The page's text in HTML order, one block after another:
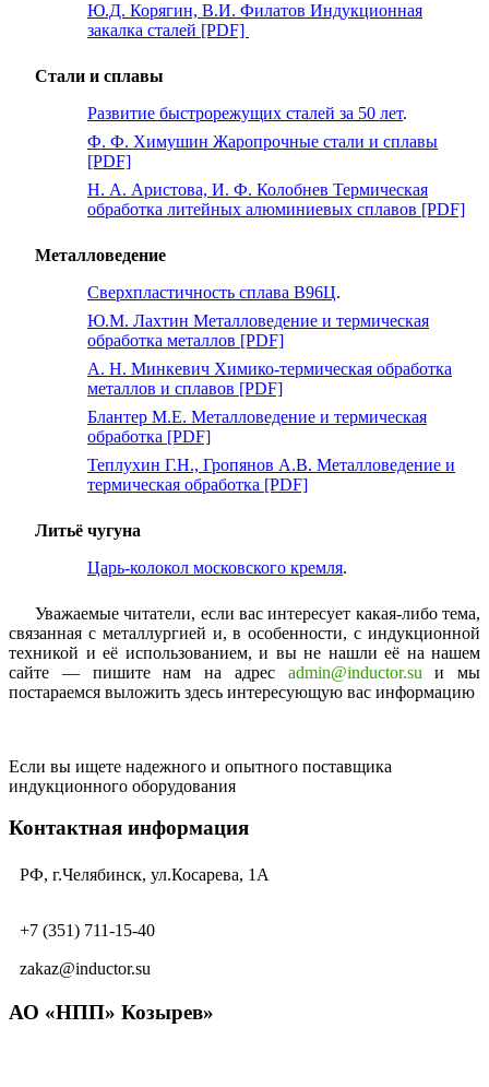
Ю.Д. Корягин, В.И. Филатов Индукционная
закалка сталей [PDF]
Стали и сплавы
Развитие быстрорежущих сталей за 50 лет.
Ф. Ф. Химушин Жаропрочные стали и сплавы
[PDF]
Н. А. Аристова, И. Ф. Колобнев Термическая
обработка литейных алюминиевых сплавов [PDF]
Металловедение
Сверхпластичность сплава В96Ц.
Ю.М. Лахтин Металловедение и термическая
обработка металлов [PDF]
А. Н. Минкевич Химико-термическая обработка
металлов и сплавов [PDF]
Блантер М.Е. Металловедение и термическая
обработка [PDF]
Теплухин Г.Н., Гропянов А.В. Металловедение и
термическая обработка [PDF]
Литьё чугуна
Царь-колокол московского кремля.
Уважаемые читатели, если вас интересует какая-либо тема,
связанная с металлургией и, в особенности, с индукционной
техникой и её использованием, и вы не нашли её на нашем
сайте — пишите нам на адрес admin@inductor.su и мы
постараемся выложить здесь интересующую вас информацию
Если вы ищете надежного и опытного поставщика
индукционного оборудования
Контактная информация
РФ, г.Челябинск, ул.Косарева, 1А
+7 (351) 711-15-40
zakaz@inductor.su
АО «НПП» Козырев»